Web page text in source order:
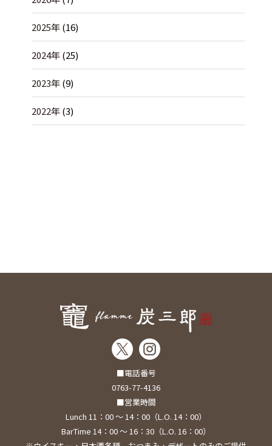
2025年(16)
2024年(25)
2023年(9)
2022年(3)
■電話番号
0763-77-4136
■営業時間
Lunch 11：00 ～ 14：00（L.O. 14：00）
BarTime 14：00 ～ 16：30（L.O. 16：00）